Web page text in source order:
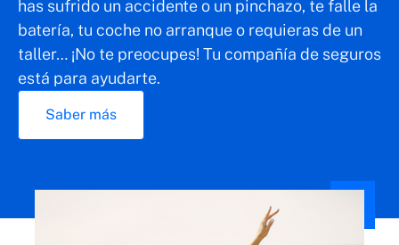
has sufrido un accidente o un pinchazo, te falle la
batería, tu coche no arranque o requieras de un
taller… ¡No te preocupes! Tu compañía de seguros
está para ayudarte.
Saber más